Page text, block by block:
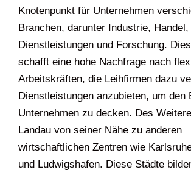
Knotenpunkt für Unternehmen
Branchen, darunter Industrie, Handel,
Dienstleistungen und Forschung.
schafft eine hohe Nachfrage nach
Arbeitskräften, die Leihfirmen dazu
Dienstleistungen anzubieten, um den
Unternehmen zu decken. Des
Landau von seiner Nähe zu anderen
wirtschaftlichen Zentren wie
und Ludwigshafen. Diese Städte